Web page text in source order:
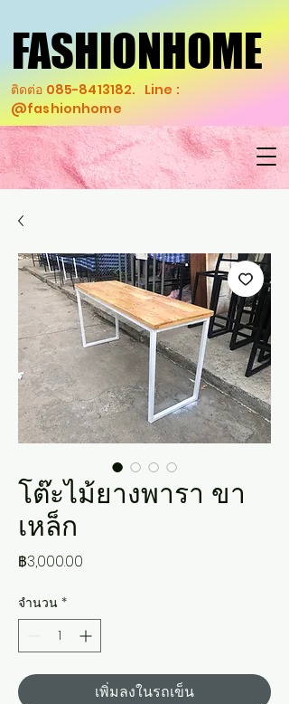
FASHIONHOME
FASHIONHOME
ติดต่อ 085-8413182. Line :
@fashionhome
โต๊ะไม้ยางพารา ขา
เหล็ก
฿3,000.00
จำนวน *
เพิ่มลงในรถเข็น